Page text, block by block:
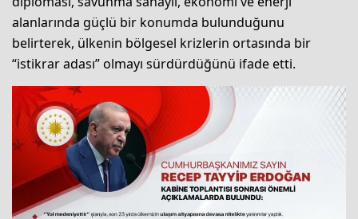
alanlarında güçlü bir konumda bulunduğunu
belirterek, ülkenin bölgesel krizlerin ortasında bir
“istikrar adası” olmayı sürdürdüğünü ifade etti.